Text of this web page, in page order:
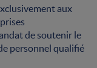
aux
de soutenir le
personnel qualifié